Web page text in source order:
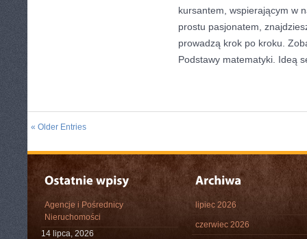
kursantem, wspierającym w
prostu pasjonatem,
prowadzą krok po kroku.
Podstawy matematyki. Ideą
« Older Entries
Agencje i Pośrednicy
Nieruchomości
14 lipca, 2026
lipiec 2026
czerwiec 2026